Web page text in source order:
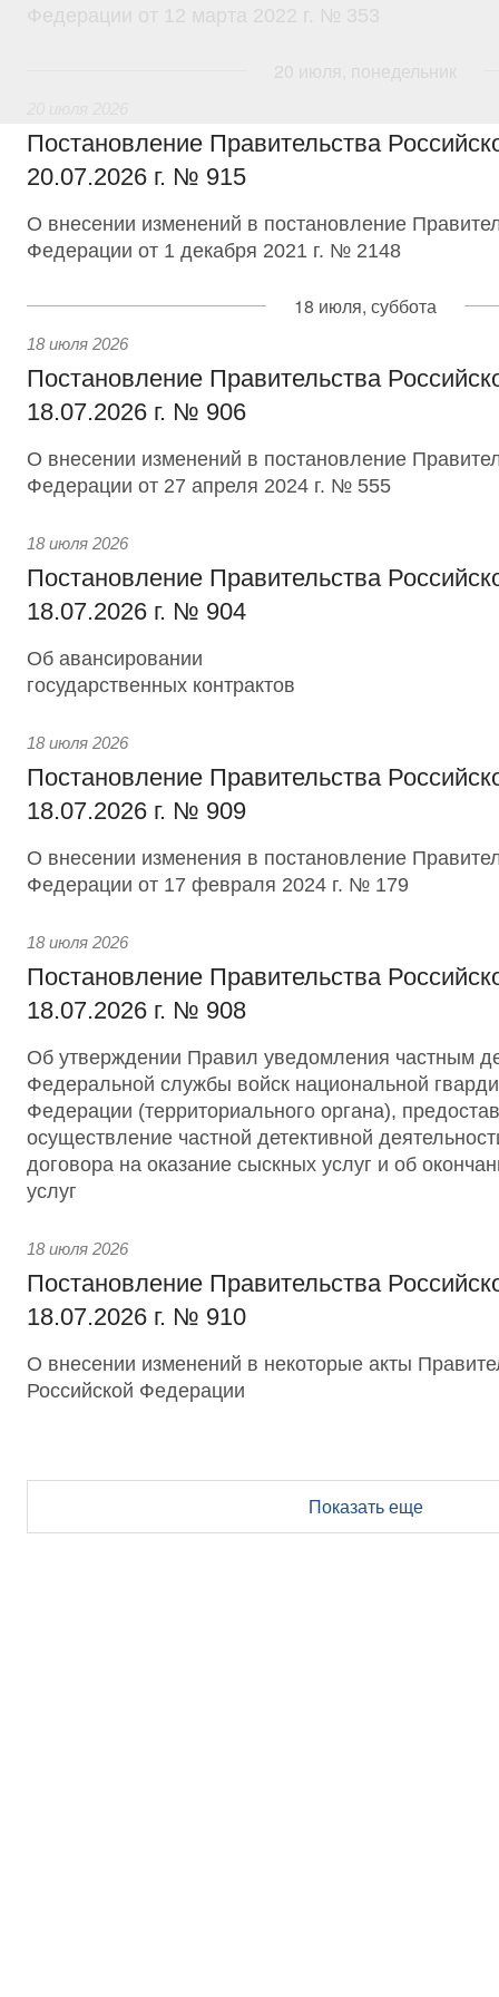
Постановление Правительства
20.07.2026 г. № 915
О внесении изменений в постановление
Федерации от 1 декабря 2021 г. № 2148
18 июля, суббота
18 июля 2026
Постановление Правительства
18.07.2026 г. № 906
О внесении изменений в постановление
Федерации от 27 апреля 2024 г. № 555
18 июля 2026
Постановление Правительства
18.07.2026 г. № 904
Об авансировании
государственных контрактов
18 июля 2026
Постановление Правительства
18.07.2026 г. № 909
О внесении изменения в постановление
Федерации от 17 февраля 2024 г. № 179
18 июля 2026
Постановление Правительства
18.07.2026 г. № 908
Об утверждении Правил уведомления частным
Федеральной службы войск национальной
Федерации (территориального органа),
осуществление частной детективной
договора на оказание сыскных услуг и об
услуг
18 июля 2026
Постановление Правительства
18.07.2026 г. № 910
О внесении изменений в некоторые акты
Российской Федерации
Показать еще